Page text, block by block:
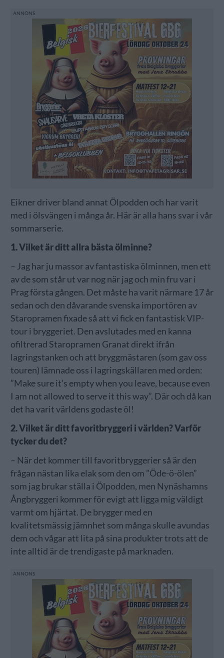
Eikner driver bland annat Ölpodden och har varit
med i ölsvängen i många år. Här är alla hans svar i vår
sommarserie.
1. Vilket är ditt allra bästa ölminne?
– Jag har ju massor av fantastiska ölminnen, men ett
av de som står ut var nog när jag och min fru var i
Prag första gången. Det måste ha varit närmare 17 år
sedan och den dåvarande svenska importören av
Staropramen fixade så att vi fick en fantastisk VIP-
tour i bryggeriet. Den avslutades med en kanna
ofiltrerad Staropramen Granat direkt ifrån
lagringstanken och att bryggmästaren (som gav oss
touren) lämnade oss i lagringskällaren med orden:
”Make sure it’s empty when you leave, because even
I am not allowed to serve it this way”. Där och då kan
det ha varit världens godaste öl!
2. Vilket är ditt favoritbryggeri i världen? Varför
tycker du det?
– När det kommer till favoritbryggerier så är den
frågan nästan lika elak som den om ”Öde-ö-ölen”
som jag brukar ställa i Ölpodden, men Nynäshamns
Ångbryggeri kommer för evigt att ligga mig väldigt
varmt om hjärtat. De brygger med en
kvalitetsmässig jämnhet som många skulle avundas
dem och vågar att lita på sina produkter trots att de
inte alltid är de trendigaste på marknaden.